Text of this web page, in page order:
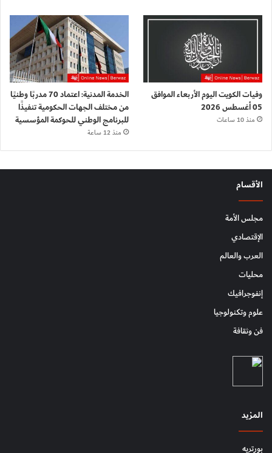
وفيات الكويت اليوم الأربعاء الموافق
05 أغسطس 2026
منذ 10 ساعات
الخدمة المدنية: اعتماد 70 مدربًا وطنيًا
من مختلف الجهات الحكومية تنفيذًا
للبرنامج الوطني للحوكمة المؤسسية
منذ 12 ساعة
الأقسام
مجلس الأمة
الإقتصادي
العرب والعالم
محليات
إنفوجرافيك
علوم وتكنولوجيا
فن وثقافة
المزيد
بورتريه